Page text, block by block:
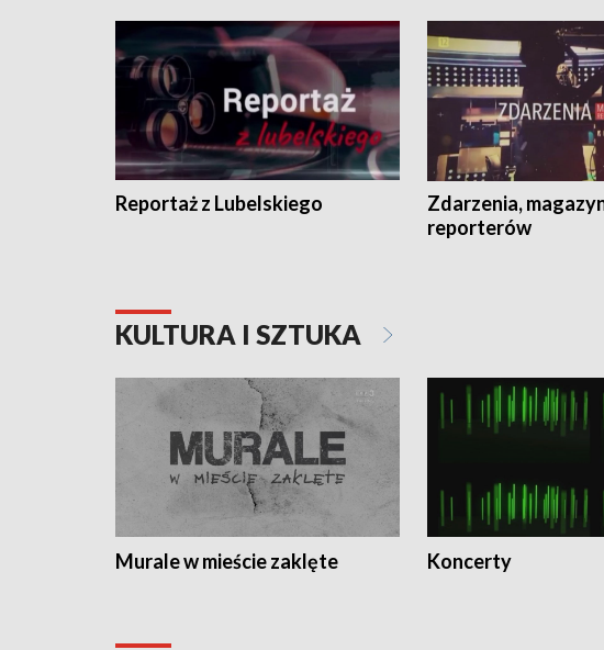
Reportaż z Lubelskiego
Zdarzenia,
reporterów
KULTURA I SZTUKA
Murale w mieście zaklęte Koncerty